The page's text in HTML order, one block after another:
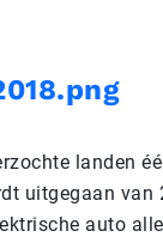
landen
uitgegaan van
auto